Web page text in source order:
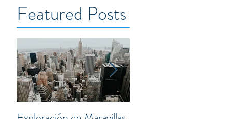
Featured Posts